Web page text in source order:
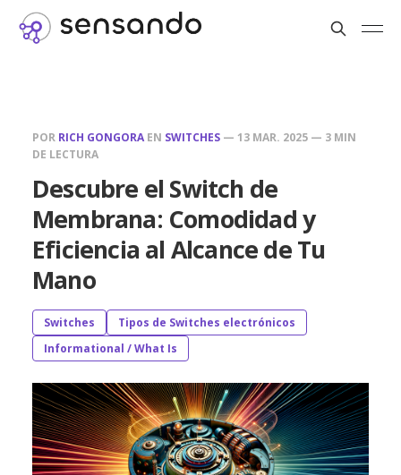
POR RICH GONGORA EN SWITCHES — 13 MAR. 2025 — 3 MIN
DE LECTURA
Descubre el Switch de
Membrana: Comodidad y
Eficiencia al Alcance de Tu
Mano
Switches
Tipos de Switches electrónicos
Informational / What Is